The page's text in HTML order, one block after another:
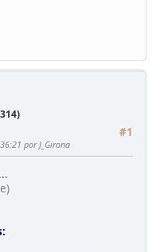
#1
por J_Girona